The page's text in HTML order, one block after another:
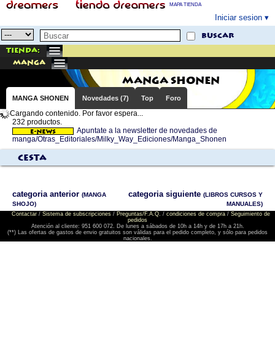
MAPA TIENDA
Iniciar sesion
buscar
Tienda:
manga
MANGA SHONEN
MANGA SHONEN Novedades (7) Top Foro
Cargando contenido. Por favor espera...
232 productos.
Apuntate a la newsletter de novedades de
manga/Otras_Editoriales/Milky_Way_Ediciones/Manga_Shonen
Cesta
categoria anterior (MANGA
SHOJO)
categoria siguiente (LIBROS CURSOS Y
MANUALES)
Contactar/ Sistema de subscripciones/ Preguntas/F.A.Q. / condiciones de compra/ Seguimiento de
pedidos
Atención al cliente: 951 600 072. De lunes a sábados de 10h a 14h y de 17h a 21h.
(**) Las ofertas de gastos de envio gratuitos son válidas para el pedido completo, y sólo para pedidos
nacionales.